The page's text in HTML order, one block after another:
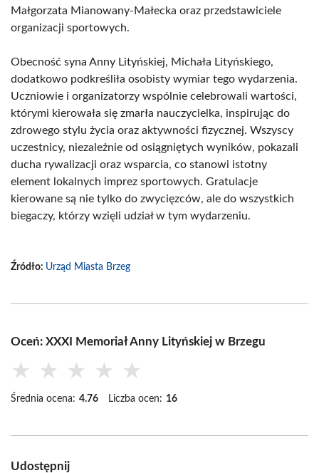
Małgorzata Mianowany-Małecka oraz przedstawiciele
organizacji sportowych.
Obecność syna Anny Lityńskiej, Michała Lityńskiego,
dodatkowo podkreśliła osobisty wymiar tego wydarzenia.
Uczniowie i organizatorzy wspólnie celebrowali wartości,
którymi kierowała się zmarła nauczycielka, inspirując do
zdrowego stylu życia oraz aktywności fizycznej. Wszyscy
uczestnicy, niezależnie od osiągniętych wyników, pokazali
ducha rywalizacji oraz wsparcia, co stanowi istotny
element lokalnych imprez sportowych. Gratulacje
kierowane są nie tylko do zwycięzców, ale do wszystkich
biegaczy, którzy wzięli udział w tym wydarzeniu.
Źródło: Urząd Miasta Brzeg
Oceń: XXXI Memoriał Anny Lityńskiej w Brzegu
★ ★ ★ ★ ★
Średnia ocena: 4.76 Liczba ocen: 16
Udostępnij